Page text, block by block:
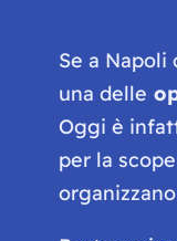
Se a
una delle
Oggi è
per la